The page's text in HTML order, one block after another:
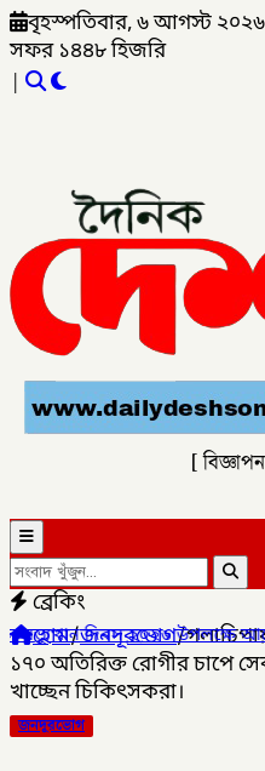
বৃহস্পতিবার, ৬ আগস্ট ২০২৬
সফর ১৪৪৮ হিজরি
|
[
ব্রেকিং
২০২৬ উপলক্ষে আলোচনা সভা
হোম/জনদূরভোগ/
১৭০ অতিরিক্ত রোগীর চাপে
খাচ্ছেন চিকিৎসকরা।
জনদূরভোগ